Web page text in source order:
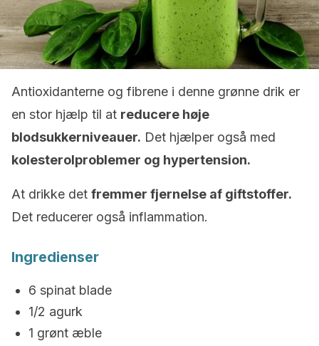
Antioxidanterne og fibrene i denne grønne drik er
en stor hjælp til at reducere høje
blodsukkerniveauer. Det hjælper også med
kolesterolproblemer og hypertension.
At drikke det fremmer fjernelse af giftstoffer.
Det reducerer også inflammation.
Ingredienser
6 spinat blade
1/2 agurk
1 grønt æble